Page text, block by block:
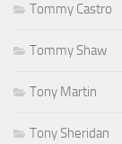
Tommy Castro
Tommy Shaw
Tony Martin
Tony Sheridan